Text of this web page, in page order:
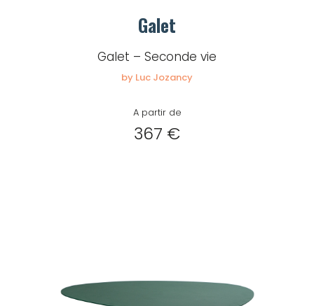
Galet
Galet – Seconde vie
by Luc Jozancy
A partir de
367 €